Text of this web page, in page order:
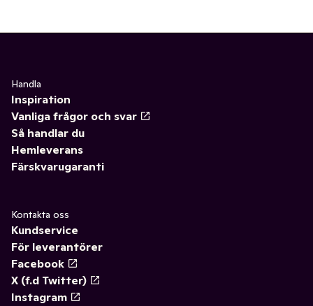
Handla
Inspiration
Vanliga frågor och svar
Så handlar du
Hemleverans
Färskvarugaranti
Kontakta oss
Kundservice
För leverantörer
Facebook
X (f.d Twitter)
Instagram